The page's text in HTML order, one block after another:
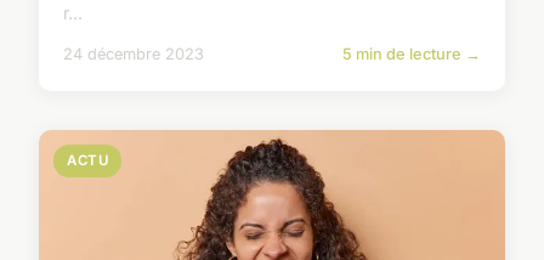
r...
24 décembre 2023 5 min de lecture →
ACTU